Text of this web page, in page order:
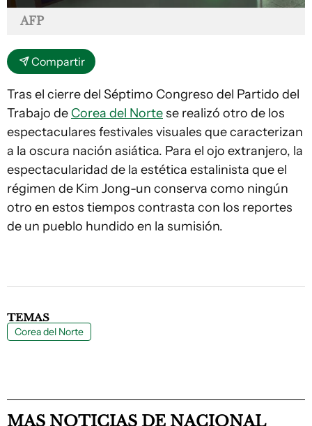
AFP
Compartir
Tras el cierre del Séptimo Congreso del Partido del
Trabajo de Corea del Nortese realizó otro de los
espectaculares festivales visuales que caracterizan
a la oscura nación asiática. Para el ojo extranjero, la
espectacularidad de la estética estalinista que el
régimen de Kim Jong-un conserva como ningún
otro en estos tiempos contrasta con los reportes
de un pueblo hundido en la sumisión.
TEMAS
Corea del Norte
MAS NOTICIAS DE NACIONAL